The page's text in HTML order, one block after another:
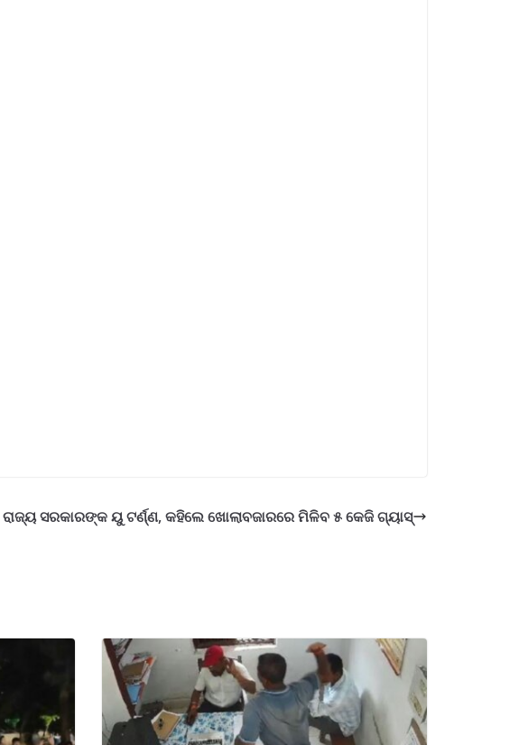
ରାଜ୍ୟ ସରକାରଙ୍କ ୟୁ ଟର୍ଣ୍ଣ, କହିଲେ ଖୋଲାବଜାରରେ ମିଳିବ ୫ କେଜି ଗ୍ୟାସ୍